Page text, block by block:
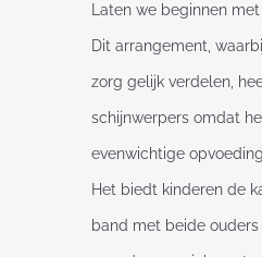
Laten we beginnen
Dit arrangement,
zorg gelijk verdelen,
schijnwerpers omdat
evenwichtige
Het biedt kinderen de
band met beide